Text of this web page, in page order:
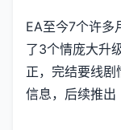
EA至今7个许多
了3个情庞大升
正，完结要线
信息，后续推出